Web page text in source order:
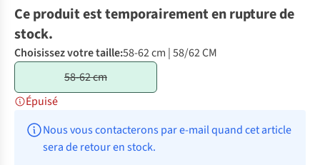
Ce produit est temporairement en rupture de
stock.
Choisissez votre taille:58-62 cm | 58/62 CM
58-62 cm
Épuisé
Nous vous contacterons par e-mail quand cet article
sera de retour en stock.